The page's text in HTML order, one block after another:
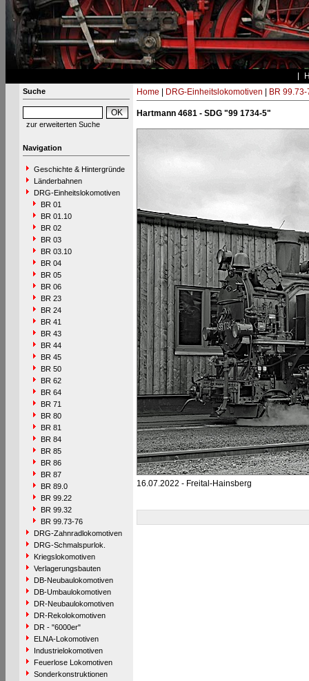
Suche
zur erweiterten Suche
Navigation
Geschichte & Hintergründe
Länderbahnen
DRG-Einheitslokomotiven
BR 01
BR 01.10
BR 02
BR 03
BR 03.10
BR 04
BR 05
BR 06
BR 23
BR 24
BR 41
BR 43
BR 44
BR 45
BR 50
BR 62
BR 64
BR 71
BR 80
BR 81
BR 84
BR 85
BR 86
BR 87
BR 89.0
BR 99.22
BR 99.32
BR 99.73-76
DRG-Zahnradlokomotiven
DRG-Schmalspurlok.
Kriegslokomotiven
Verlagerungsbauten
DB-Neubaulokomotiven
DB-Umbaulokomotiven
DR-Neubaulokomotiven
DR-Rekolokomotiven
DR - "6000er"
ELNA-Lokomotiven
Industrielokomotiven
Feuerlose Lokomotiven
Sonderkonstruktionen
Home DRG-Einheitslokomotiven BR 99.73-
Hartmann 4681 - SDG "99 1734-5"
16.07.2022 - Freital-Hainsberg